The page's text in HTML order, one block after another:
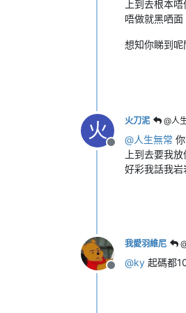
上到去根本
唔做就黑哂面
想知你睇到呢
火
離線
火刀泥 @人
@人生無常
上到去要我
好彩我話我
離線
我愛羽維尼
@ky 起碼都